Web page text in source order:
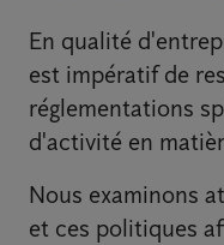
En qualité
est impératif de
réglementations
d'activité en
Nous examinons
et ces politiques